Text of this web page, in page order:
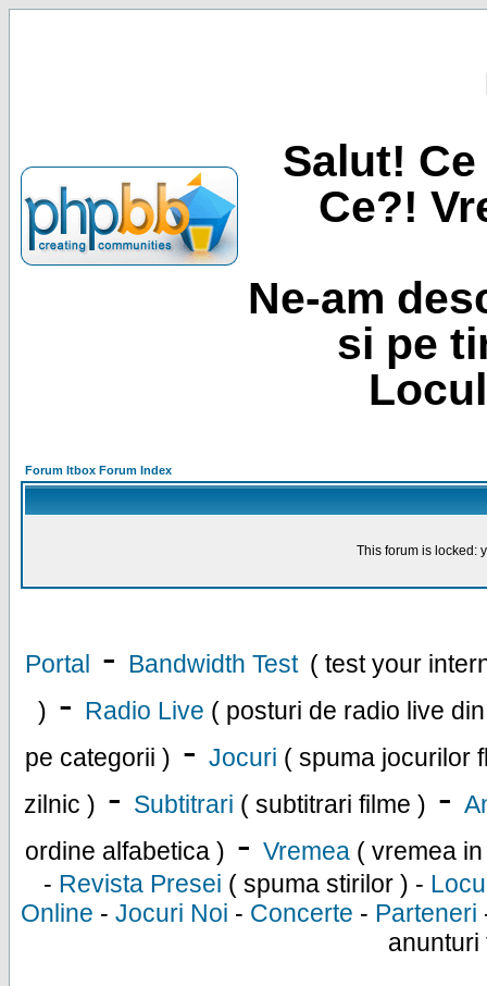
Salut!
Ce?!
Ne-am
si pe
Forum Itbox Forum Index
This forum is locked:
Portal - Bandwidth Test ( test your
) - Radio Live ( posturi de radio live
pe categorii ) - Jocuri ( spuma jocurilor
zilnic ) - Subtitrari ( subtitrari filme ) -
ordine alfabetica ) - Vremea ( vremea
- Revista Presei ( spuma stirilor ) -
Online - Jocuri Noi - Concerte - Parteneri
anunturi